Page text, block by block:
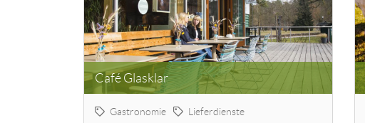
Café Glasklar
Gastronomie Lieferdienste